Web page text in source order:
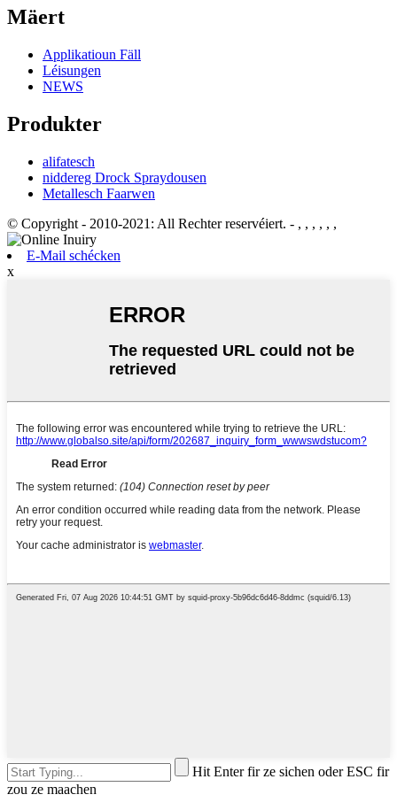
Mäert
Applikatioun Fäll
Léisungen
NEWS
Produkter
alifatesch
niddereg Drock Spraydousen
Metallesch Faarwen
© Copyright - 2010-2021: All Rechter reservéiert. - , , , , , ,
E-Mail schécken
x
Hit Enter fir ze sichen oder ESC fir
zou ze maachen